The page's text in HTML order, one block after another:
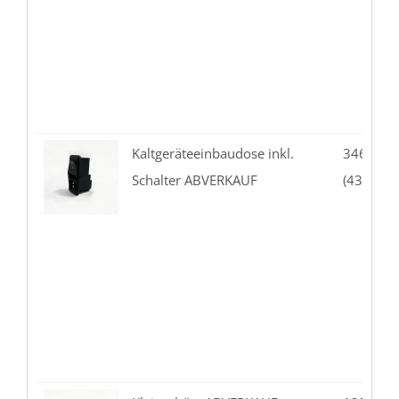
Kaltgeräteeinbaudose inkl.
Schalter ABVERKAUF
346.03-